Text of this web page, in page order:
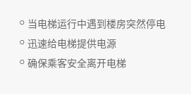
当电梯运行中遇到楼房突然停电
迅速给电梯提供电源
确保乘客安全离开电梯